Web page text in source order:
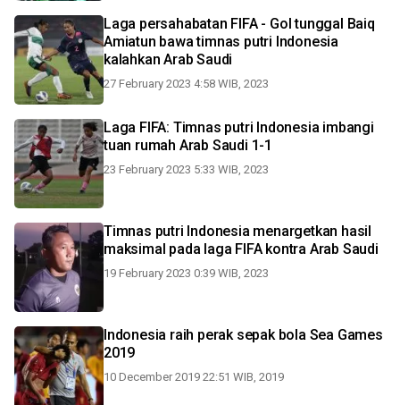
Laga persahabatan FIFA - Gol tunggal Baiq
Amiatun bawa timnas putri Indonesia
kalahkan Arab Saudi
27 February 2023 4:58 WIB, 2023
Laga FIFA: Timnas putri Indonesia imbangi
tuan rumah Arab Saudi 1-1
23 February 2023 5:33 WIB, 2023
Timnas putri Indonesia menargetkan hasil
maksimal pada laga FIFA kontra Arab Saudi
19 February 2023 0:39 WIB, 2023
Indonesia raih perak sepak bola Sea Games
2019
10 December 2019 22:51 WIB, 2019